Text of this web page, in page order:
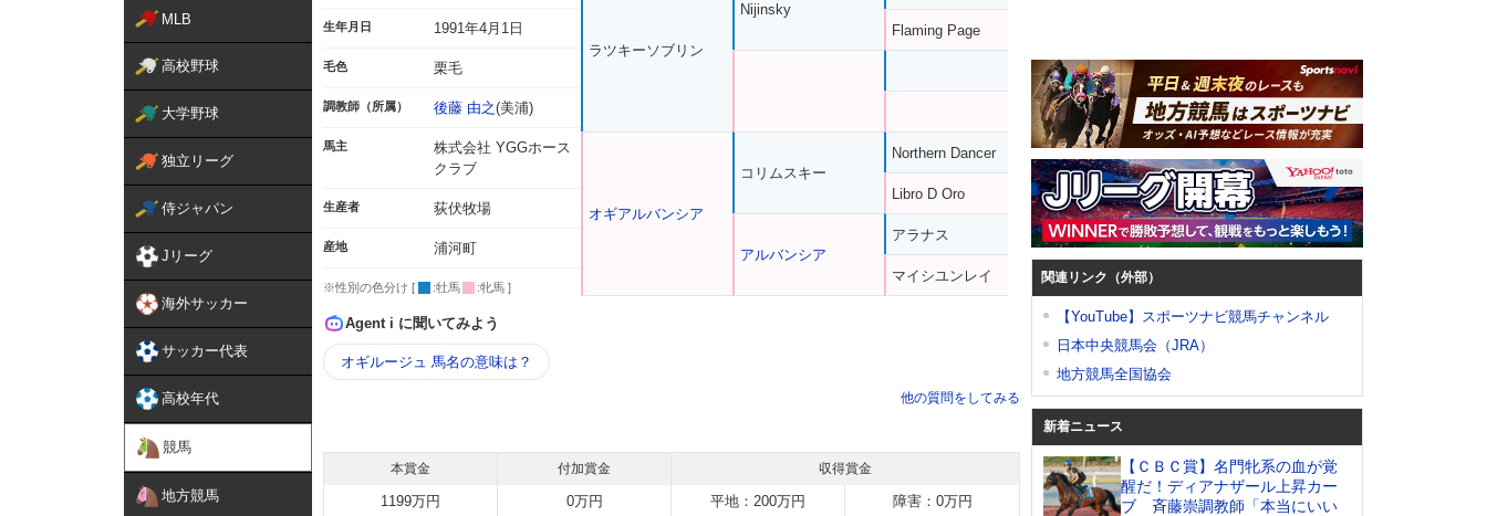
MLB
高校野球
大学野球
独立リーグ
侍ジャパン
Jリーグ
海外サッカー
サッカー代表
高校年代
競馬
地方競馬
生年月日 1991年4月1日
毛色 栗毛
調教師（所属） 後藤 由之(美浦)
馬主
株式会社 YGGホース
クラブ
生産者 荻伏牧場
産地 浦河町
※性別の色分け [ :牡馬 :牝馬 ]
ラツキーソブリン
オギアルバンシア
Nijinsky
コリムスキー
アルバンシア
Flaming Page
Northern Dancer
Libro D Oro
アラナス
マイシユンレイ
Agent i に聞いてみよう
オギルージュ 馬名の意味は？
他の質問をしてみる
本賞金 付加賞金 収得賞金
1199万円 0万円 平地：200万円 障害：0万円
関連リンク（外部）
【YouTube】スポーツナビ競馬チャンネル
日本中央競馬会（JRA）
地方競馬全国協会
新着ニュース
【ＣＢＣ賞】名門牝系の血が覚
醒だ！ディアナザール上昇カー
ブ 斉藤崇調教師「本当にいい